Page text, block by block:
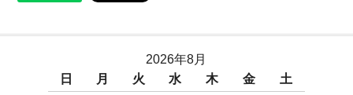
2026年8月
日
月 火 水 木 金
土